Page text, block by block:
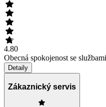
4.80
Obecná spokojenost se
Detaily
Zákaznický servis